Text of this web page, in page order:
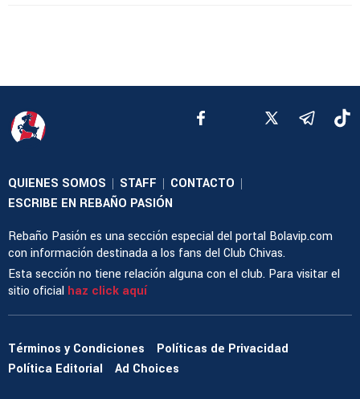
QUIENES SOMOS | STAFF | CONTACTO |
ESCRIBE EN REBAÑO PASIÓN
Rebaño Pasión es una sección especial del portal Bolavip.com
con información destinada a los fans del Club Chivas.
Esta sección no tiene relación alguna con el club. Para visitar el
sitio oficial haz click aquí
Términos y Condiciones
Políticas de Privacidad
Política Editorial
Ad Choices